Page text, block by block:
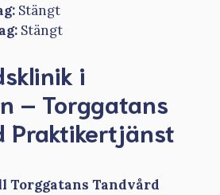
Stängt
Stängt
i
– Torggatans
Praktikertjänst
Torggatans Tandvård